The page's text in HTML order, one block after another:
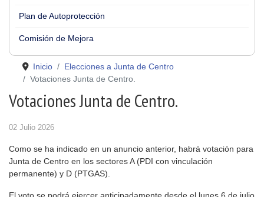
Plan de Autoprotección
Comisión de Mejora
Inicio
Elecciones a Junta de Centro
Votaciones Junta de Centro.
Votaciones Junta de Centro.
02 Julio 2026
Como se ha indicado en un anuncio anterior, habrá votación para
Junta de Centro en los sectores A (PDI con vinculación
permanente) y D (PTGAS).